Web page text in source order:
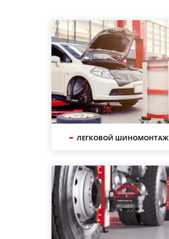
ЛЕГКОВОЙ ШИНОМОНТАЖ